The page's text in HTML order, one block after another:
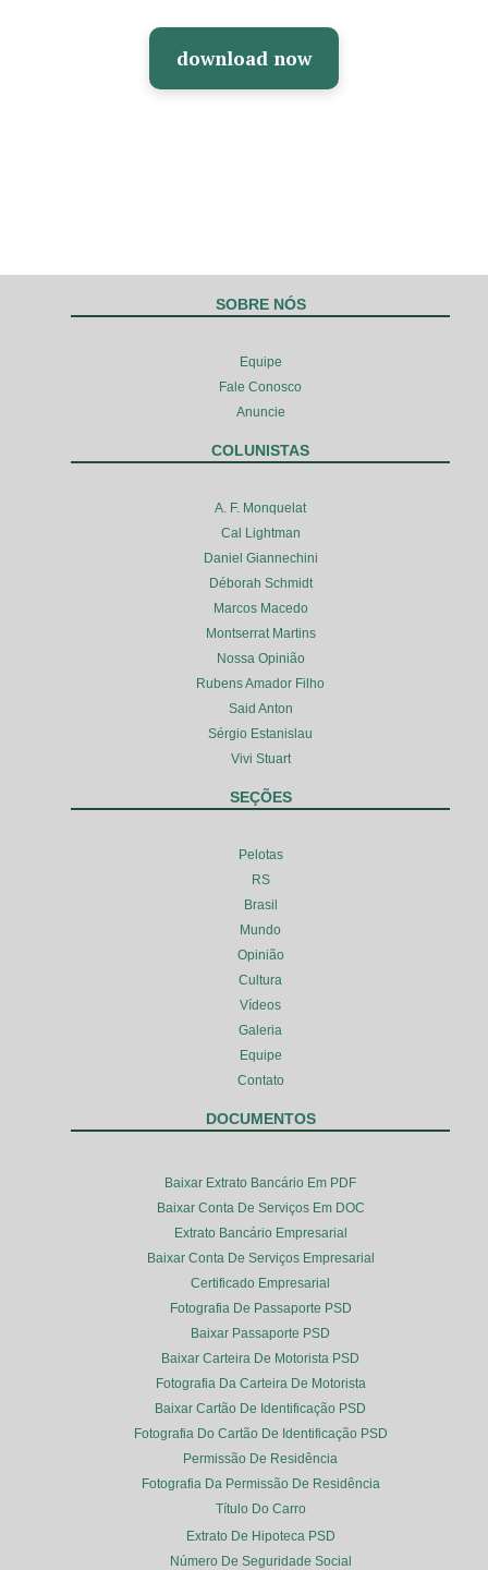
download now
SOBRE NÓS
Equipe
Fale Conosco
Anuncie
COLUNISTAS
A. F. Monquelat
Cal Lightman
Daniel Giannechini
Déborah Schmidt
Marcos Macedo
Montserrat Martins
Nossa Opinião
Rubens Amador Filho
Said Anton
Sérgio Estanislau
Vivi Stuart
SEÇÕES
Pelotas
RS
Brasil
Mundo
Opinião
Cultura
Vídeos
Galeria
Equipe
Contato
DOCUMENTOS
Baixar Extrato Bancário Em PDF
Baixar Conta De Serviços Em DOC
Extrato Bancário Empresarial
Baixar Conta De Serviços Empresarial
Certificado Empresarial
Fotografia De Passaporte PSD
Baixar Passaporte PSD
Baixar Carteira De Motorista PSD
Fotografia Da Carteira De Motorista
Baixar Cartão De Identificação PSD
Fotografia Do Cartão De Identificação PSD
Permissão De Residência
Fotografia Da Permissão De Residência
Título Do Carro
Extrato De Hipoteca PSD
Número De Seguridade Social